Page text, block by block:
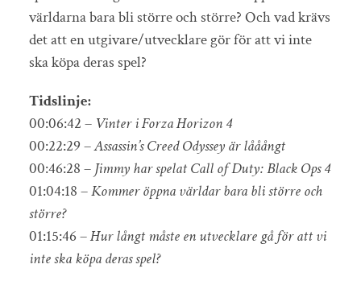
världarna bara bli större och större? Och vad krävs
det att en utgivare/utvecklare gör för att vi inte
ska köpa deras spel?
Tidslinje:
00:06:42 – Vinter i Forza Horizon 4
00:22:29 –Assassin’s Creed Odyssey är lååångt
00:46:28 – Jimmy har spelat Call of Duty: Black Ops 4
01:04:18 –Kommer öppna världar bara bli större och
större?
01:15:46 –Hur långt måste en utvecklare gå för att vi
inte ska köpa deras spel?